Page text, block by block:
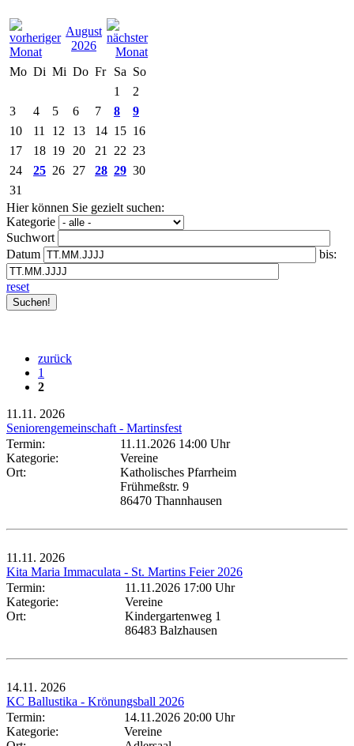
August
2026
Mo Di Mi Do Fr Sa So
1
2
3
4 5 6 7 8
9
10
11 12 13 14 15 16
17
18 19 20 21 22 23
24
25 26 27 28 29 30
31
Hier können Sie gezielt suchen:
Kategorie
Suchwort
Datum
bis:
reset
zurück
1
2
11.11. 2026
Seniorengemeinschaft - Martinsfest
Termin:
11.11.2026 14:00 Uhr
Kategorie:
Vereine
Ort:
Katholisches Pfarrheim
Frühmeßstr. 9
86470 Thannhausen
11.11. 2026
Kita Maria Immaculata - St. Martins Feier 2026
Termin:
11.11.2026 17:00 Uhr
Kategorie:
Vereine
Ort:
Kindergartenweg 1
86483 Balzhausen
14.11. 2026
KC Ballustika - Krönungsball 2026
Termin:
14.11.2026 20:00 Uhr
Kategorie:
Vereine